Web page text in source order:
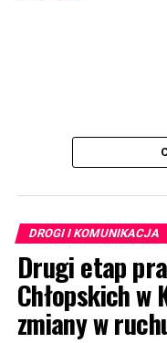
DROGI I KOMUNIKACJA
Drugi etap
Chłopskich w
zmiany w